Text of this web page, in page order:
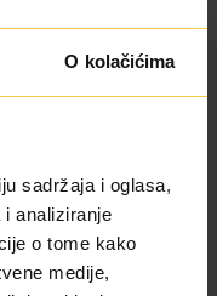
O kolačićima
sadržaja i oglasa,
i analiziranje
o tome kako
medije,